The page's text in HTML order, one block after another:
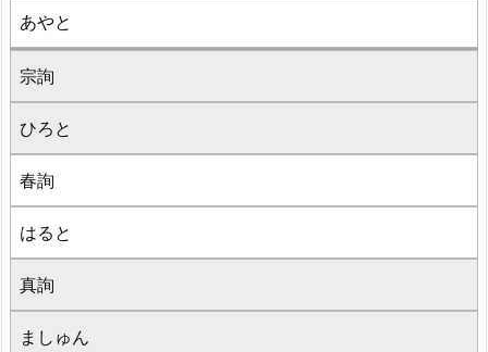
あやと
宗詢
ひろと
春詢
はると
真詢
ましゅん